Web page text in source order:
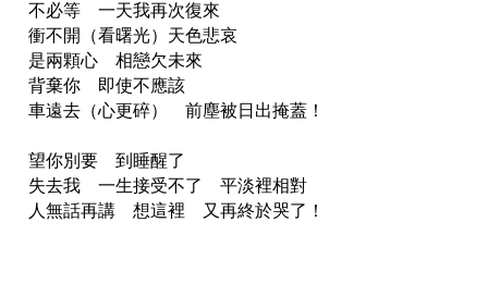
不必等 一天我再次復來
衝不開（看曙光）天色悲哀
是兩顆心 相戀欠未來
背棄你 即使不應該
車遠去（心更碎） 前塵被日出掩蓋！
望你別要 到睡醒了
失去我 一生接受不了 平淡裡相對
人無話再講 想這裡 又再終於哭了！